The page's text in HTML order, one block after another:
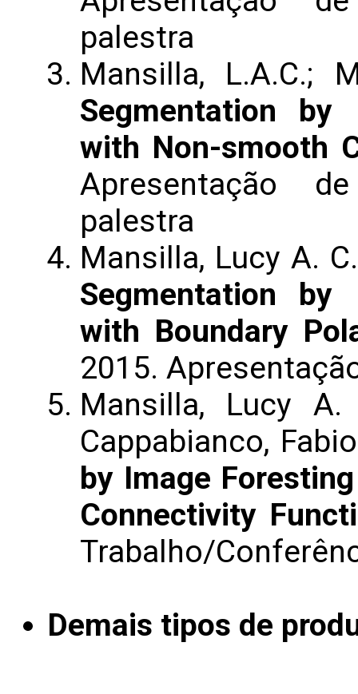
palestra
Mansilla, L.A.C.;
Segmentation by
with Non-smooth
Apresentação
palestra
Mansilla, Lucy A.
Segmentation by
with Boundary
2015.
Mansilla, Lucy
Cappabianco,
by Image
Connectivity
Trabalho/
Demais tipos de